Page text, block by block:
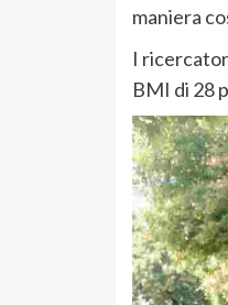
maniera
I
BMI di 28